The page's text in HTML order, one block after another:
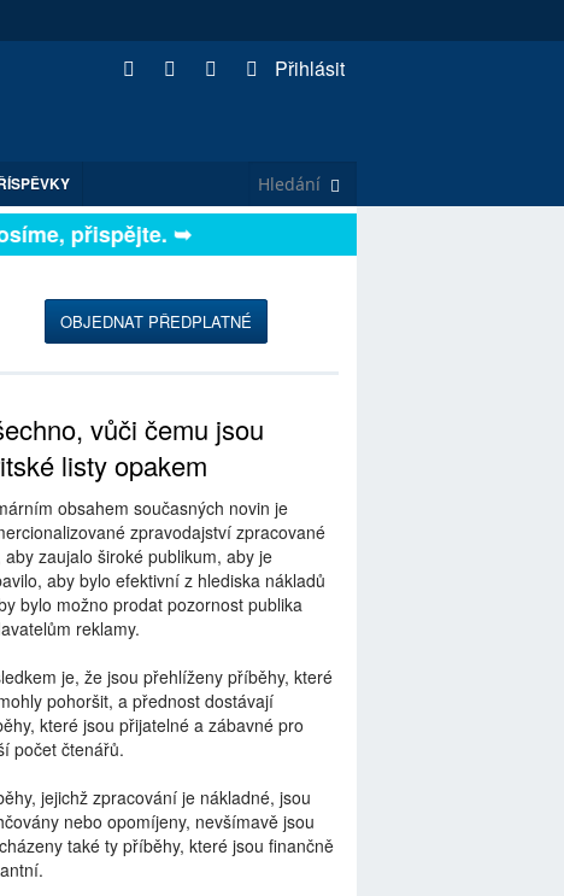
Přihlásit
přispějte. ➥
OBJEDNAT PŘEDPLATNÉ
vůči čemu jsou
listy opakem
obsahem současných novin je
zpravodajství zpracované
aby zaujalo široké publikum, aby je
aby bylo efektivní z hlediska nákladů
bylo možno prodat pozornost publika
reklamy.
je, že jsou přehlíženy příběhy, které
pohoršit, a přednost dostávají
které jsou přijatelné a zábavné pro
počet čtenářů.
jejichž zpracování je nákladné, jsou
nebo opomíjeny, nevšímavě jsou
také ty příběhy, které jsou finančně